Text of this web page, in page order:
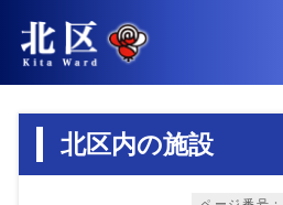
北区内の施設